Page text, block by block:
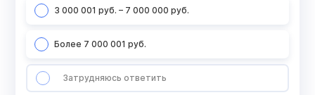
3 000 001 руб. – 7 000 000 руб.
Более 7 000 001 руб.
Затрудняюсь ответить